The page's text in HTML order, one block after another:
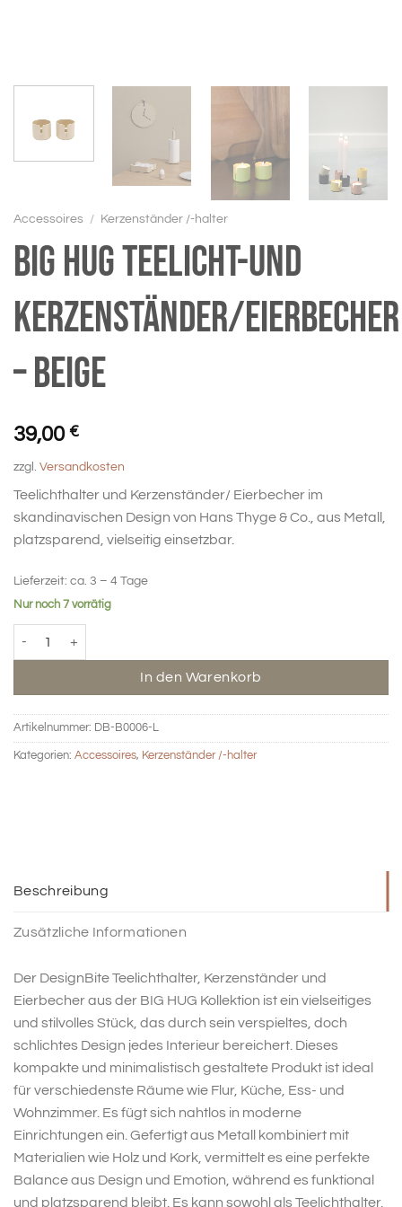
Accessoires / Kerzenständer /-halter
BIG HUG Teelicht-und
Kerzenständer/Eierbecher
– beige
39,00 €
zzgl. Versandkosten
Teelichthalter und Kerzenständer/ Eierbecher im
skandinavischen Design von Hans Thyge & Co., aus Metall,
platzsparend, vielseitig einsetzbar.
Lieferzeit: ca. 3 – 4 Tage
Nur noch 7 vorrätig
In den Warenkorb
Artikelnummer: DB-B0006-L
Kategorien: Accessoires, Kerzenständer /-halter
Beschreibung
Zusätzliche Informationen
Der DesignBite Teelichthalter, Kerzenständer und
Eierbecher aus der BIG HUG Kollektion ist ein vielseitiges
und stilvolles Stück, das durch sein verspieltes, doch
schlichtes Design jedes Interieur bereichert. Dieses
kompakte und minimalistisch gestaltete Produkt ist ideal
für verschiedenste Räume wie Flur, Küche, Ess- und
Wohnzimmer. Es fügt sich nahtlos in moderne
Einrichtungen ein. Gefertigt aus Metall kombiniert mit
Materialien wie Holz und Kork, vermittelt es eine perfekte
Balance aus Design und Emotion, während es funktional
und platzsparend bleibt. Es kann sowohl als Teelichthalter,